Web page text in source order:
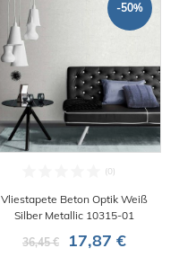
-50%
Vliestapete Beton Optik Weiß
Silber Metallic 10315-01
36,45 €
17,87 €